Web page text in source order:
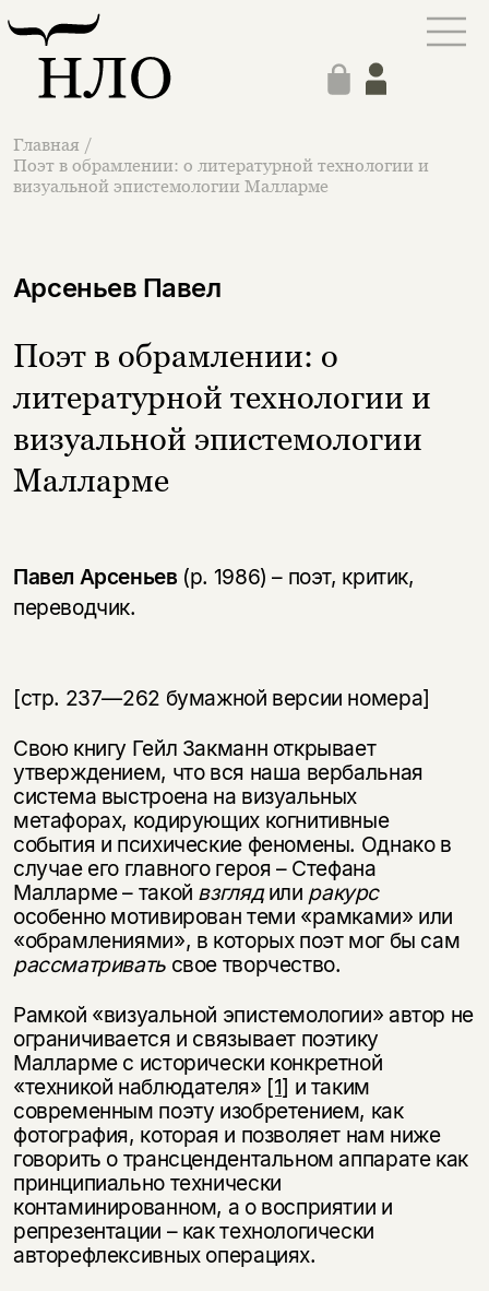
Главная /
Поэт в обрамлении: о литературной технологии и
визуальной эпистемологии Малларме
Арсеньев Павел
Поэт в обрамлении: о
литературной технологии и
визуальной эпистемологии
Малларме
Павел Арсеньев(р. 1986) – поэт, критик,
переводчик.
[стр. 237—262 бумажной версии номера]
Свою книгу Гейл Закманн открывает
утверждением, что вся наша вербальная
система выстроена на визуальных
метафорах, кодирующих когнитивные
события и психические феномены. Однако в
случае его главного героя – Стефана
Малларме – такой взглядили ракурс
особенно мотивирован теми «рамками» или
«обрамлениями», в которых поэт мог бы сам
рассматриватьсвое творчество.
Рамкой «визуальной эпистемологии» автор не
ограничивается и связывает поэтику
Малларме с исторически конкретной
«техникой наблюдателя» [1] и таким
современным поэту изобретением, как
фотография, которая и позволяет нам ниже
говорить о трансцендентальном аппарате как
принципиально технически
контаминированном, а о восприятии и
репрезентации – как технологически
авторефлексивных операциях.